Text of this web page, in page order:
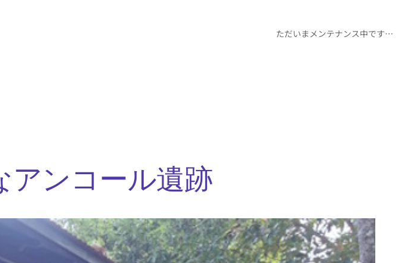
ただいまメンテナンス中です…
アンコール遺跡